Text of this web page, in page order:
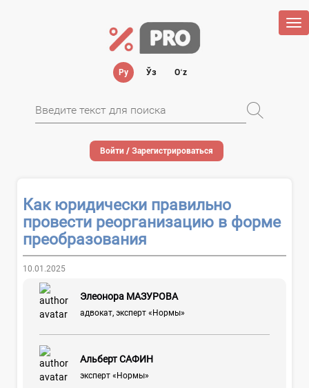
Ру Ўз Oʻz
Войти / Зарегистрироваться
Как юридически правильно
провести реорганизацию в форме
преобразования
10.01.2025
Элеонора МАЗУРОВА
адвокат, эксперт «Нормы»
Альберт САФИН
эксперт «Нормы»